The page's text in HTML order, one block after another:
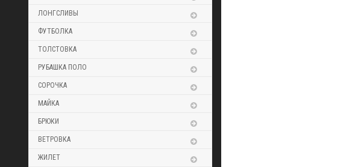
ЛОНГСЛИВЫ
ФУТБОЛКА
ТОЛСТОВКА
РУБАШКА ПОЛО
СОРОЧКА
МАЙКА
БРЮКИ
ВЕТРОВКА
ЖИЛЕТ